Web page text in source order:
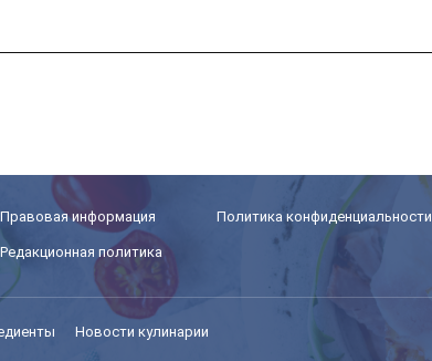
Правовая информация Политика конфиденциальности
Редакционная политика
Новости кулинарии